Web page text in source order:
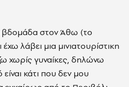
βδοµάδα στον Άθω (το
λάβει µια µινιατουρίστικη
χωρίς γυναίκες, δηλώνω
κάτι που δεν µου